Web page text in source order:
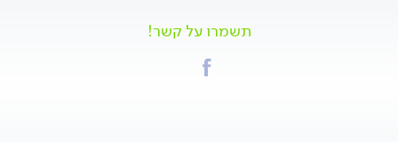
תשמרו על קשר!